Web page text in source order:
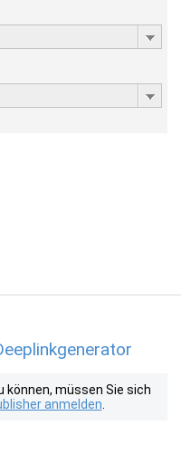
müssen Sie sich
anmelden